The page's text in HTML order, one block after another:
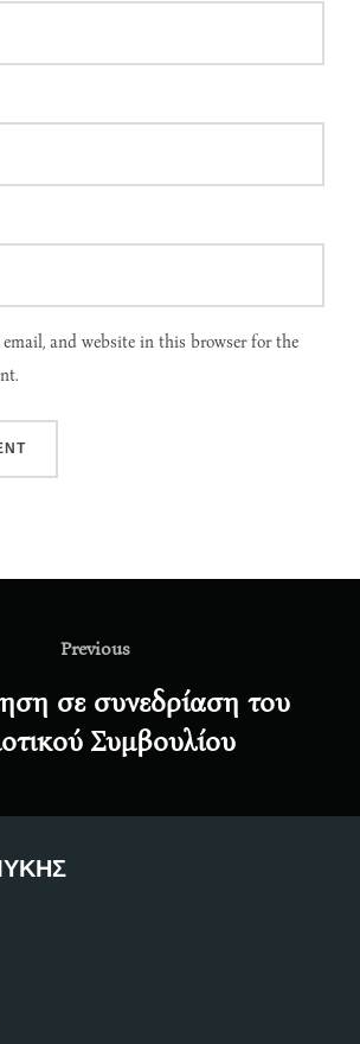
email, and website in this browser for the
Previous
Previous
σε συνεδρίαση του
Συμβουλίου